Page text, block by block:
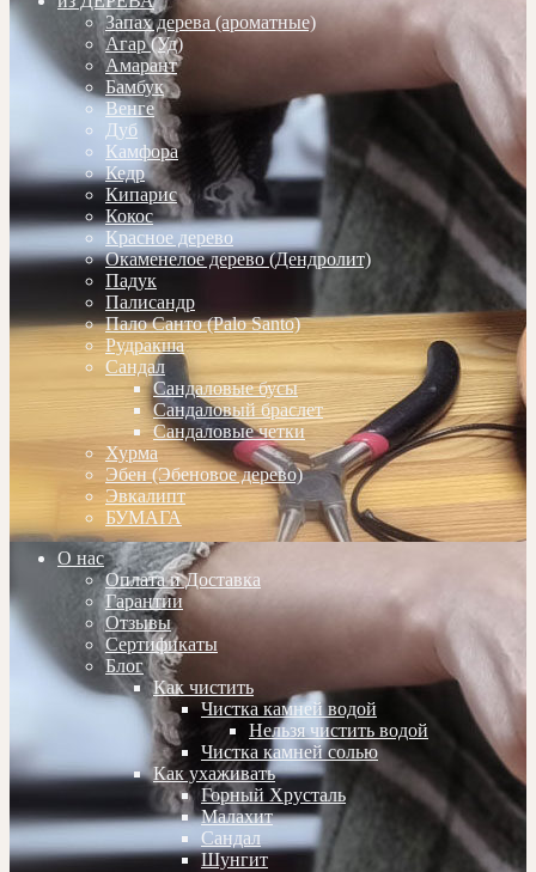
Запах дерева (ароматные)
Агар (Уд)
Амарант
Бамбук
Венге
Дуб
Камфора
Кедр
Кипарис
Кокос
Красное дерево
Окаменелое дерево (Дендролит)
Падук
Палисандр
Пало Санто (Palo Santo)
Рудракша
Сандал
Сандаловые бусы
Сандаловый браслет
Сандаловые четки
Хурма
Эбен (Эбеновое дерево)
Эвкалипт
БУМАГА
О нас
Оплата и Доставка
Гарантии
Отзывы
Сертификаты
Блог
Как чистить
Чистка камней водой
Нельзя чистить водой
Чистка камней солью
Как ухаживать
Горный Хрусталь
Малахит
Сандал
Шунгит